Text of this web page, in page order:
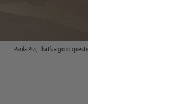
Paola Pivi, That's a good question, 2020